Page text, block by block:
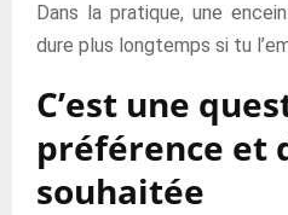
Dans la pratique, une
dure plus longtemps si tu
C’est une
préférence et
souhaitée